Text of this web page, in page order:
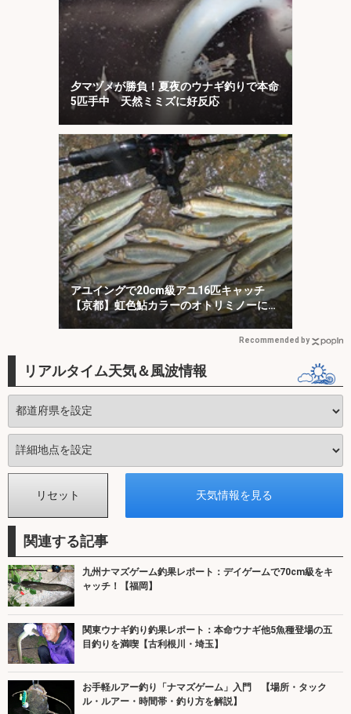
夕マヅメが勝負！夏夜のウナギ釣りで本命
5匹手中 天然ミミズに好反応
アユイングで20cm級アユ16匹キャッチ
【京都】虹色鮎カラーのオトリミノーにヒ
ット集中！
Recommended by
リアルタイム天気＆風波情報
関連する記事
九州ナマズゲーム釣果レポート：デイゲームで70cm級をキ
ャッチ！【福岡】
関東ウナギ釣り釣果レポート：本命ウナギ他5魚種登場の五
目釣りを満喫【古利根川・埼玉】
お手軽ルアー釣り「ナマズゲーム」入門 【場所・タック
ル・ルアー・時間帯・釣り方を解説】